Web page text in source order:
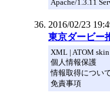
Apache/1.3.11
2016/02/23
東京ダービー
XML | ATOM
個人情報保護
情報取得につい
免責事項